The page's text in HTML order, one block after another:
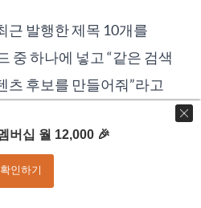
근 발행한 제목 10개를
중 하나에 넣고 “같은 검색
츠 후보를 만들어줘”라고
보를 공식 출처와 독자 문제
와 유튜브 기획을 더
다.
버십 월 12,000 🎉
인하기